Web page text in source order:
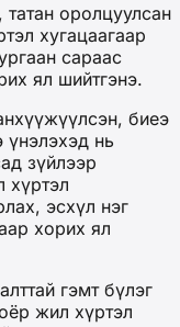
оролцуулсан
хугацаагаар
сараас
ял шийтгэнэ.
биеэ
үнэлэхэд нь
зүйлээр
хүртэл
эсхүл нэг
хорих ял
гэмт бүлэг
жил хүртэл